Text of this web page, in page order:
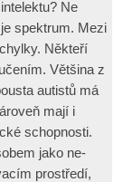
Ne
spektrum. Mezi
Někteří
Většina z
autistů má
mají i
schopnosti.
jako ne-
prostředí,